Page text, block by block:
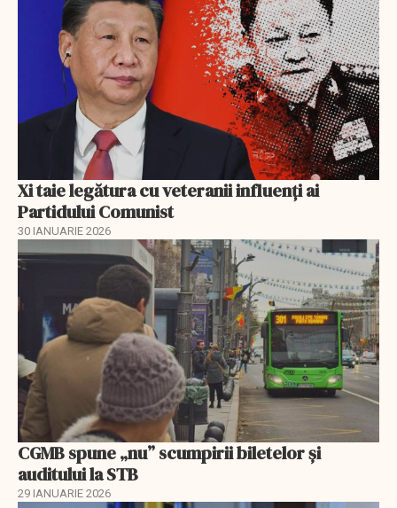
Xi taie legătura cu veteranii influenți ai
Partidului Comunist
30 IANUARIE 2026
CGMB spune „nu” scumpirii biletelor și
auditului la STB
29 IANUARIE 2026